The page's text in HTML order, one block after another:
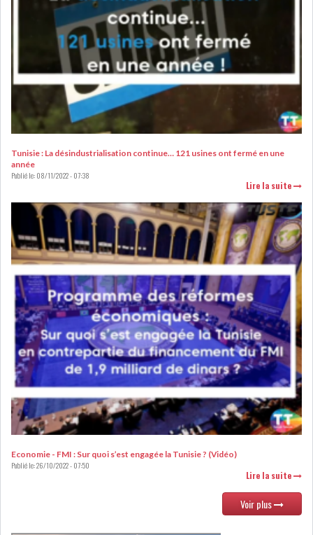
FINANCE
FISCALITE
FISCALITÉ : LONGUE LISTE
DES ACTIVITÉS Q...
BOURSE DE TUNIS : UN OUTIL
DE FINANCEMEN...
LE CALENDRIER FISCAL ET
SOCIAL 2021: LES...
RSS
ECONOMIE
Tunisie : La désindustrialisation continue… 121 usines ont fermé en une
année
Publié le:08/11/2022 - 07:38
Lire la suite
Economie - FMI : Sur quoi s’est engagée la Tunisie ? (Vidéo)
Publié le:26/10/2022 - 07:50
Lire la suite
Voir plus